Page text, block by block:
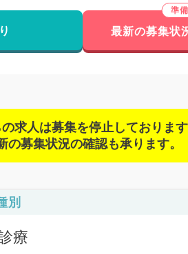
最新の募集状
求人は募集を停止しております
の募集状況の確認も承ります。
別
療